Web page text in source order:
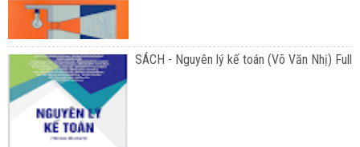
SÁCH - Nguyên lý kế toán (Võ Văn Nhị) Full